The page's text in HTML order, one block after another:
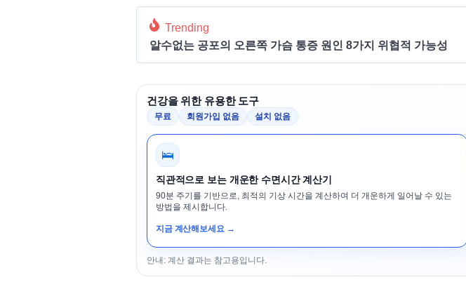
Trending
알수없는 공포의 오른쪽 가슴 통증 원인 8가지 위협적 가능성
건강을 위한 유용한 도구
무료 회원가입 없음 설치 없음
🛌
직관적으로 보는 개운한 수면시간 계산기
90분 주기를 기반으로, 최적의 기상 시간을 계산하여 더 개운하게 일어날 수 있는
방법을 제시합니다.
지금 계산해보세요 →
안내: 계산 결과는 참고용입니다.